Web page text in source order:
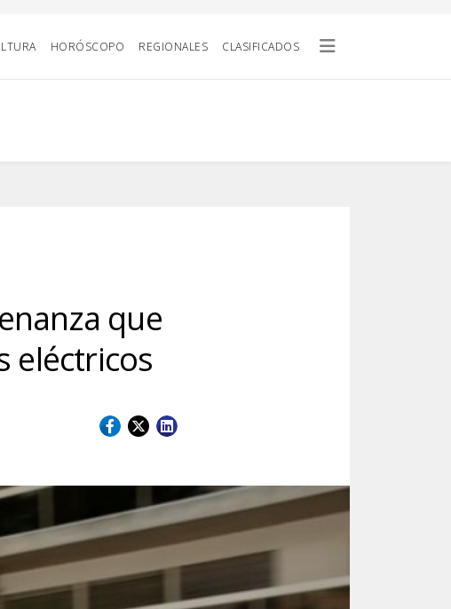
HORÓSCOPO REGIONALES CLASIFICADOS
que
eléctricos